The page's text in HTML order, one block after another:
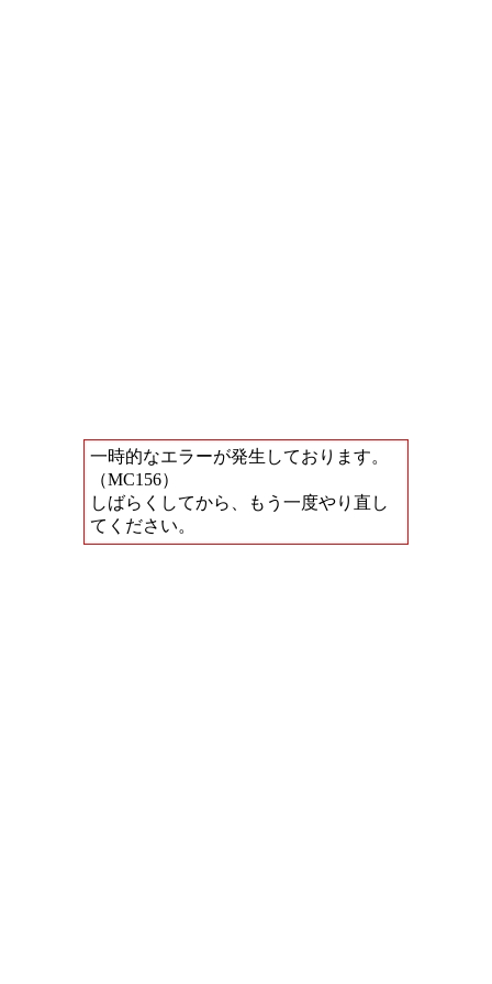
一時的なエラーが発生しております。
（MC156）
しばらくしてから、もう一度やり直し
てください。